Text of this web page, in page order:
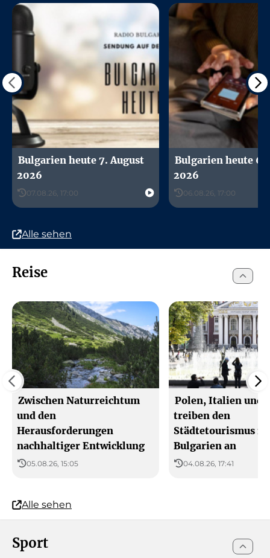
Bulgarien heute 7. August
2026
07.08.26, 17:00
Bulgarien heute 6.
2026
06.08.26, 17:00
Alle sehen
Reise
Zwischen Naturreichtum
und den
Herausforderungen
nachhaltiger Entwicklung
05.08.26, 15:05
Polen, Italien und
treiben den
Städtetourismus in
Bulgarien an
04.08.26, 17:41
Alle sehen
Sport